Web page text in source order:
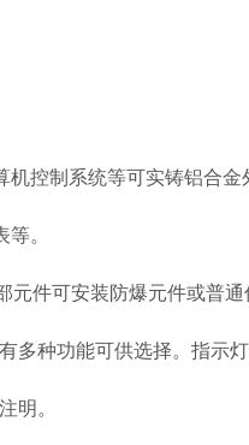
控制系统等可实铸铝合金
。
件可安装防爆元件或普通
种功能可供选择。指示
明。